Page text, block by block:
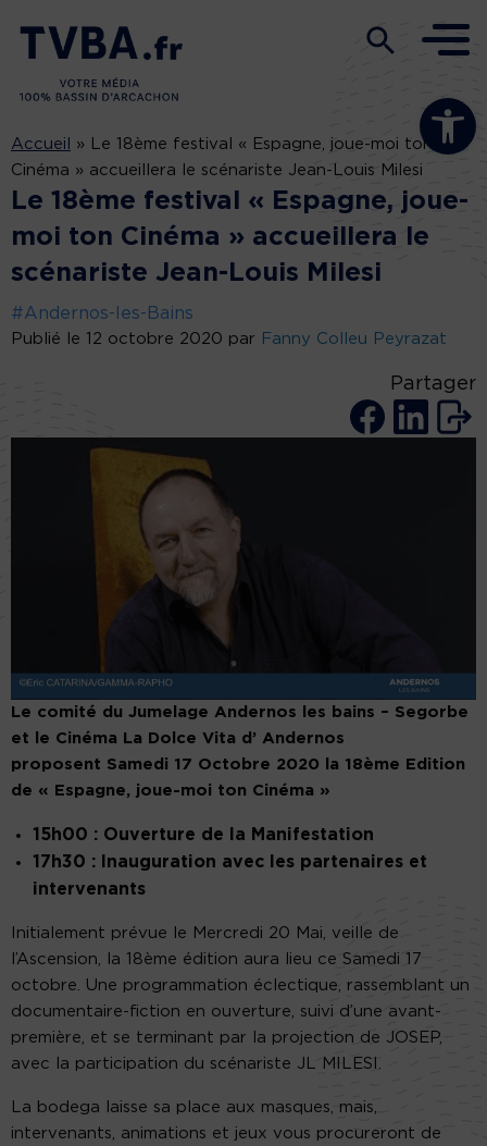
Ouvrir la
Accueil »
Le 18ème festival « Espagne, joue-moi ton
Cinéma » accueillera le scénariste Jean-Louis Milesi
Le 18ème festival « Espagne, joue-
moi ton Cinéma » accueillera le
scénariste Jean-Louis Milesi
#Andernos-les-Bains
Publié le 12 octobre 2020 par Fanny Colleu Peyrazat
Partager
Le comité du Jumelage Andernos les bains – Segorbe
et le Cinéma La Dolce Vita d’ Andernos
proposent Samedi 17 Octobre 2020 la 18ème Edition
de « Espagne, joue-moi ton Cinéma »
15h00 : Ouverture de la Manifestation
17h30 : Inauguration avec les partenaires et
intervenants
Initialement prévue le Mercredi 20 Mai, veille de
l’Ascension, la 18ème édition aura lieu ce Samedi 17
octobre. Une programmation éclectique, rassemblant un
documentaire-fiction en ouverture, suivi d’une avant-
première, et se terminant par la projection de JOSEP,
avec la participation du scénariste JL MILESI.
La bodega laisse sa place aux masques, mais,
intervenants, animations et jeux vous procureront de